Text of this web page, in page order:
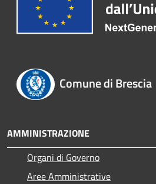
Comune di Brescia
AMMINISTRAZIONE
Organi di Governo
Aree Amministrative